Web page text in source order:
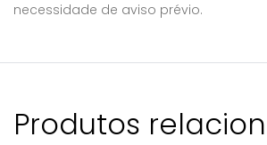
necessidade de aviso prévio.
Produtos